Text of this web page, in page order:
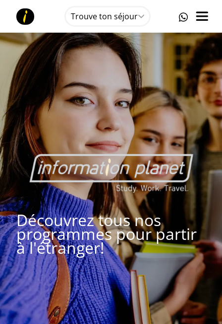
Trouve ton séjour
Découvrez tous nos
programmes pour partir
à l'étranger!